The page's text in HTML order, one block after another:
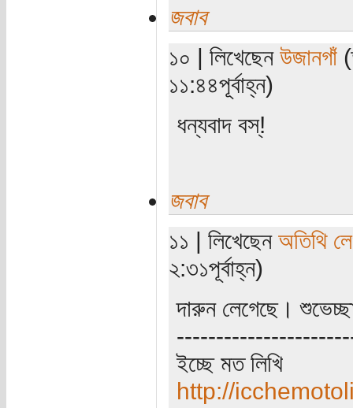
জবাব
১০ | লিখেছেন উজানগাঁ
১১:৪৪পূর্বাহ্ন)
ধন্যবাদ বস্!
জবাব
১১ | লিখেছেন অতিথি
২:৩১পূর্বাহ্ন)
দারুন লেগেছে।
ইচ্ছে মত লিখি
http://